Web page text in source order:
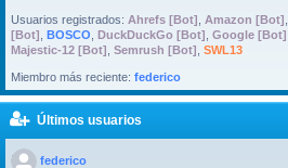
Usuarios registrados: Ahrefs [Bot] Amazon [Bot]
[Bot] BOSCO DuckDuckGo [Bot] Google [Bot]
Majestic-12 [Bot] Semrush [Bot] SWL13
Miembro más reciente: federico
Últimos usuarios
> federico